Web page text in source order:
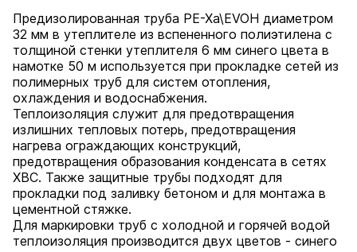
Предизолированная труба PE-Xa\EVOH диаметром
32 мм в утеплителе из вспененного полиэтилена с
толщиной стенки утеплителя 6 мм синего цвета в
намотке 50 м используется при прокладке сетей из
полимерных труб для систем отопления,
охлаждения и водоснабжения.
Теплоизоляция служит для предотвращения
излишних тепловых потерь, предотвращения
нагрева ограждающих конструкций,
предотвращения образования конденсата в сетях
ХВС. Также защитные трубы подходят для
прокладки под заливку бетоном и для монтажа в
цементной стяжке.
Для маркировки труб с холодной и горячей водой
теплоизоляция производится двух цветов - синего